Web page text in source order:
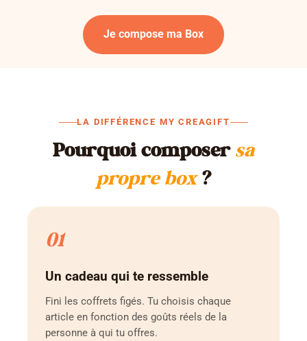
Je compose ma Box
LA DIFFÉRENCE MY CREAGIFT
Pourquoi composer sa
propre box?
01
Un cadeau qui te ressemble
Fini les coffrets figés. Tu choisis chaque
article en fonction des goûts réels de la
personne à qui tu offres.